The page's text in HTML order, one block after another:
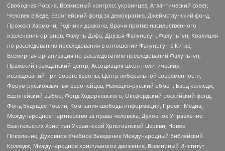
Свободная Россия, Всемирный конгресс украинцев, Атлантический совет,
Человек в беде, Европейский фонд за демократию, Джеймстаунский фонд,
Прожект Хармони, Родники дракона, Врачи против насильственного
извлечения органов, Фалунь Дафа, Друзья Фалуньгун, Фалуньгун, Коалиция
по расследованию преследования в отношении Фалуньгун в Китае,
Всемирная организация по расследованию преследований Фалуньгун,
Пражский гражданский центр, Ассоциация школ политических
исследований при Совете Европы, Центр либеральной современности,
Форум русскоязычных европейцев, Немецко-русский обмен, Бард колледж,
Европейский выбор, Фонд Ходорковского, Оксфордский российский фонд,
Фонд Будущее России, Компания свободы информации, Проект Медиа,
Международное партнерство за права человека, Духовное Управление
Евангельских Христиан Украинской Христианской Церкви, Новое
Поколение, Духовное Учебное Заведение Международный Библейский
Колледж, Международное христианское движение, Всемирный Институт